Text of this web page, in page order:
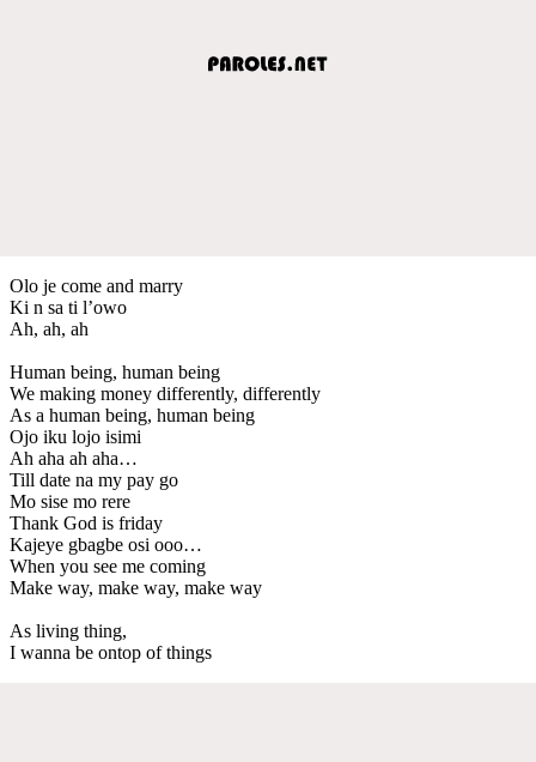
Olo je come and marry
Ki n sa ti l’owo
Ah, ah, ah
Human being, human being
We making money differently, differently
As a human being, human being
Ojo iku lojo isimi
Ah aha ah aha…
Till date na my pay go
Mo sise mo rere
Thank God is friday
Kajeye gbagbe osi ooo…
When you see me coming
Make way, make way, make way
As living thing,
I wanna be ontop of things